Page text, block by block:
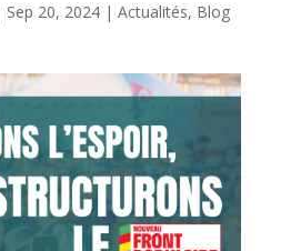
Sep 20, 2024| Actualités, Blog